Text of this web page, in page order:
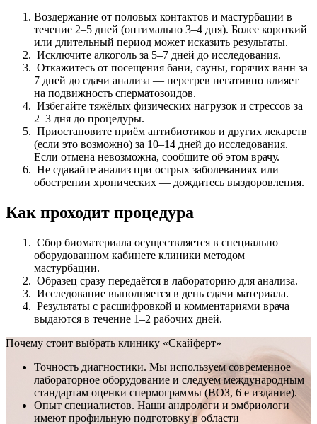
Воздержание от половых контактов и мастурбации в
течение 2–5 дней (оптимально 3–4 дня). Более короткий
или длительный период может исказить результаты.
Исключите алкоголь за 5–7 дней до исследования.
Откажитесь от посещения бани, сауны, горячих ванн за
7 дней до сдачи анализа — перегрев негативно влияет
на подвижность сперматозоидов.
Избегайте тяжёлых физических нагрузок и стрессов за
2–3 дня до процедуры.
Приостановите приём антибиотиков и других лекарств
(если это возможно) за 10–14 дней до исследования.
Если отмена невозможна, сообщите об этом врачу.
Не сдавайте анализ при острых заболеваниях или
обострении хронических — дождитесь выздоровления.
Как проходит процедура
Сбор биоматериала осуществляется в специально
оборудованном кабинете клиники методом
мастурбации.
Образец сразу передаётся в лабораторию для анализа.
Исследование выполняется в день сдачи материала.
Результаты с расшифровкой и комментариями врача
выдаются в течение 1–2 рабочих дней.
Почему стоит выбрать клинику «Скайферт»
Точность диагностики. Мы используем современное
лабораторное оборудование и следуем международным
стандартам оценки спермограммы (ВОЗ, 6 е издание).
Опыт специалистов. Наши андрологи и эмбриологи
имеют профильную подготовку в области